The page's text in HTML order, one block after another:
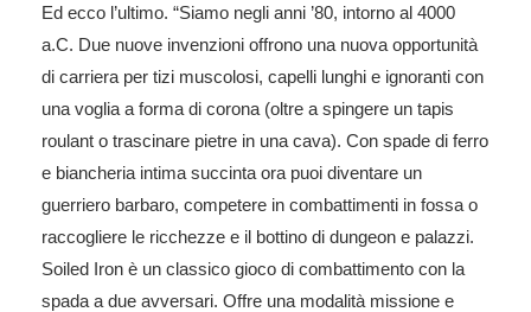
Ed ecco l’ultimo. “Siamo negli anni ’80, intorno al 4000
a.C. Due nuove invenzioni offrono una nuova opportunità
di carriera per tizi muscolosi, capelli lunghi e ignoranti con
una voglia a forma di corona (oltre a spingere un tapis
roulant o trascinare pietre in una cava). Con spade di ferro
e biancheria intima succinta ora puoi diventare un
guerriero barbaro, competere in combattimenti in fossa o
raccogliere le ricchezze e il bottino di dungeon e palazzi.
Soiled Iron è un classico gioco di combattimento con la
spada a due avversari. Offre una modalità missione e